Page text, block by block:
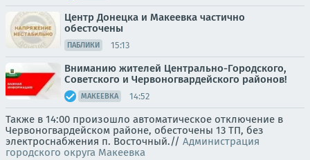
Центр Донецка и Макеевка частично
обесточены
ПАБЛИКИ 15:13
Вниманию жителей Центрально-Городского,
Советского и Червоногвардейского районов!
МАКЕЕВКА 14:52
Также в 14:00 произошло автоматическое отключение в
Червоногвардейском районе, обесточены 13 ТП, без
электроснабжения п. Восточный.// Администрация
городского округа Макеевка